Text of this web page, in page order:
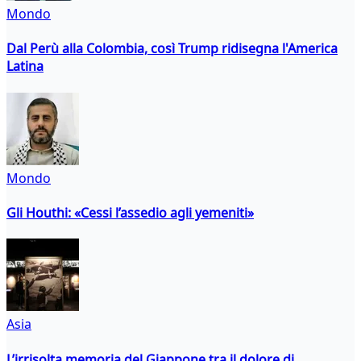
Mondo
Dal Perù alla Colombia, così Trump ridisegna l'America
Latina
Mondo
Gli Houthi: «Cessi l’assedio agli yemeniti»
Asia